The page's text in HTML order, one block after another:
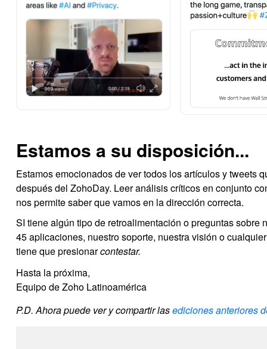
Estamos a su disposición...
Estamos emocionados de ver todos los artículos y tweets
después del ZohoDay. Leer análisis críticos en conjunto
nos permite saber que vamos en la dirección correcta.
SI tiene algún tipo de retroalimentación o preguntas sobre
45 aplicaciones, nuestro soporte, nuestra visión o
tiene que presionarcontestar.
Hasta la próxima,
Equipo de Zoho Latinoamérica
P.D. Ahora puede ver y compartir lasediciones anteriores